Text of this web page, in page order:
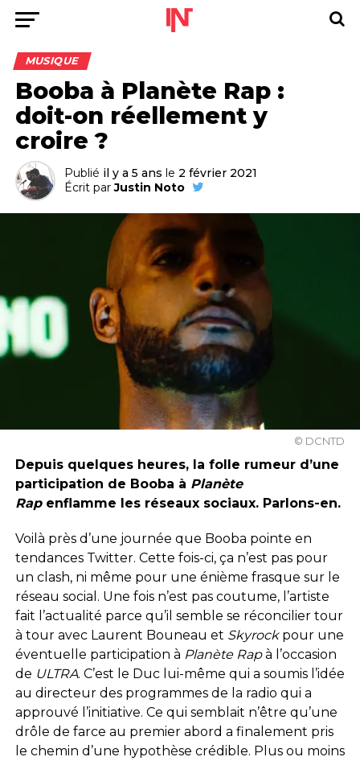
MUSIQUE
Booba à Planète Rap :
doit-on réellement y
croire ?
Publié il y a 5 ans le 2 février 2021
Écrit par Justin Noto
© DCNTD
Depuis quelques heures, la folle rumeur d’une
participation de Booba à Planète
Rap enflamme les réseaux sociaux. Parlons-en.
Voilà près d’une journée que Booba pointe en
tendances Twitter. Cette fois-ci, ça n’est pas pour
un clash, ni même pour une énième frasque sur le
réseau social. Une fois n’est pas coutume, l’artiste
fait l’actualité parce qu’il semble se réconcilier tour
à tour avec Laurent Bouneau et Skyrockpour une
éventuelle participation à Planète Rapà l’occasion
de ULTRA. C’est le Duc lui-même qui a soumis l’idée
au directeur des programmes de la radio qui a
approuvé l’initiative. Ce qui semblait n’être qu’une
drôle de farce au premier abord a finalement pris
le chemin d’une hypothèse crédible. Plus ou moins